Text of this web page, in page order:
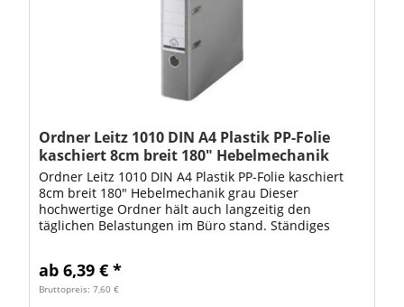
Ordner Leitz 1010 DIN A4 Plastik PP-Folie
kaschiert 8cm breit 180" Hebelmechanik
grau
Ordner Leitz 1010 DIN A4 Plastik PP-Folie kaschiert
8cm breit 180" Hebelmechanik grau Dieser
hochwertige Ordner hält auch langzeitig den
täglichen Belastungen im Büro stand. Ständiges
ab 6,39 € *
Bruttopreis: 7,60 €